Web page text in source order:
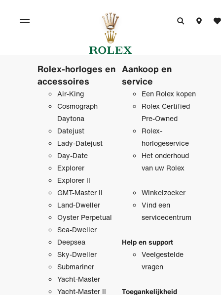
Rolex-horloges en
accessoires
Air-King
Cosmograph
Daytona
Datejust
Lady-Datejust
Day-Date
Explorer
Explorer II
GMT-Master II
Land-Dweller
Oyster Perpetual
Sea-Dweller
Deepsea
Sky-Dweller
Submariner
Yacht-Master
Yacht-Master II
Aankoop en
service
Een Rolex kopen
Rolex Certified
Pre‑Owned
Rolex-
horlogeservice
Het onderhoud
van uw Rolex
Winkelzoeker
Vind een
servicecentrum
Help en support
Veelgestelde
vragen
Toegankelijkheid